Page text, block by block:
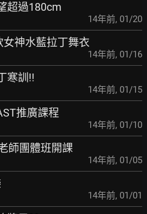
超過180cm
14年前, 01/20
神水藍拉丁舞衣
14年前, 01/16
寒訓!!
14年前, 01/15
推廣課程
14年前, 01/10
師團體班開課
14年前, 01/05
14年前, 01/01